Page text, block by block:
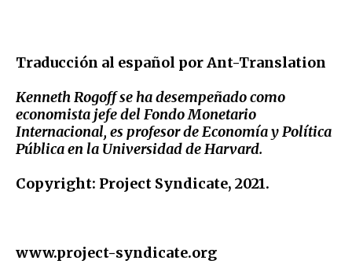
Traducción al español porAnt-Translation
Kenneth Rogoff se ha desempeñado como
economista jefe del Fondo Monetario
Internacional, es profesor de Economía y Política
Pública en la Universidad de Harvard.
Copyright: Project Syndicate, 2021.
www.project-syndicate.org